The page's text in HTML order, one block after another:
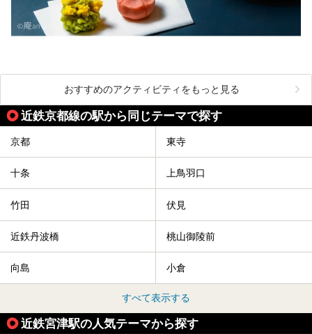
おすすめのアクティビティをもっと見る
近鉄京都線の駅から同じテーマで探す
京都 東寺
十条 上鳥羽口
竹田 伏見
近鉄丹波橋 桃山御陵前
向島 小倉
すべて表示する
近鉄宮津駅の人気テーマから探す